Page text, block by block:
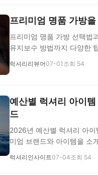
프리미엄 명품 가방
프리미엄 명품 가방 선택법
유지보수 방법까지 다양한
럭셔리리뷰어07-01 조회 54
예산별 럭셔리 아이
드
2026년 예산별 럭셔리 아
미엄 브랜드와 아이템을 소
럭셔리인사이트07-04조회 54